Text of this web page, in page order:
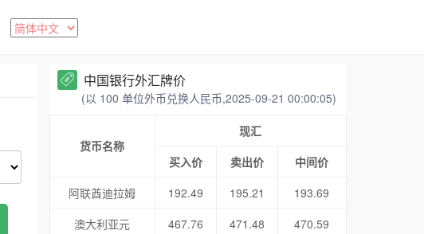
中国银行外汇牌价
(以 100 单位外币兑换人民币,2025-09-21 00:00:05)
货币名称
现汇
买入价
卖出价
中间价
阿联酋迪拉姆
192.49 195.21
193.69
澳大利亚元
467.76 471.48
470.59